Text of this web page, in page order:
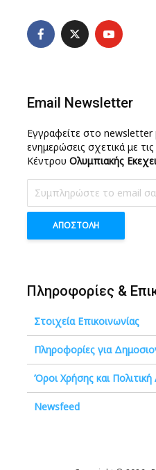
Email Newsletter
Εγγραφείτε στο newsletter
ενημερώσεις σχετικά με
Κέντρου Ολυμπιακής
Πληροφορίες &
Στοιχεία Επικοινωνίας
Πληροφορίες για
Όροι Χρήσης και
Newsfeed